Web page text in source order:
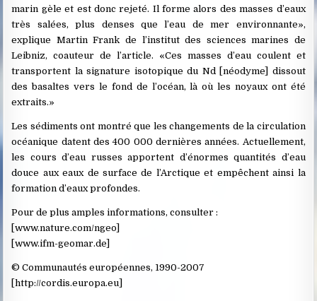
marin gèle et est donc rejeté. Il forme alors des masses d’eaux
très salées, plus denses que l’eau de mer environnante»,
explique Martin Frank de l’institut des sciences marines de
Leibniz, coauteur de l’article. «Ces masses d’eau coulent et
transportent la signature isotopique du Nd [néodyme] dissout
des basaltes vers le fond de l’océan, là où les noyaux ont été
extraits.»
Les sédiments ont montré que les changements de la circulation
océanique datent des 400 000 dernières années. Actuellement,
les cours d’eau russes apportent d’énormes quantités d’eau
douce aux eaux de surface de l’Arctique et empêchent ainsi la
formation d’eaux profondes.
Pour de plus amples informations, consulter :
[www.nature.com/ngeo]
[www.ifm-geomar.de]
© Communautés européennes, 1990-2007
[http://cordis.europa.eu]